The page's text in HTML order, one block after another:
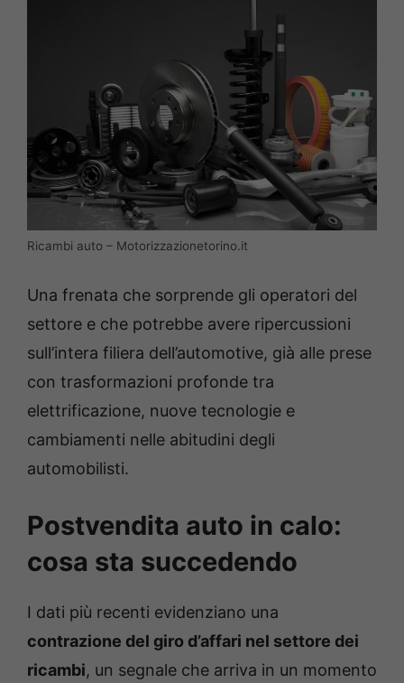
Ricambi auto – Motorizzazionetorino.it
Una frenata che sorprende gli operatori del
settore e che potrebbe avere ripercussioni
sull’intera filiera dell’automotive, già alle prese
con trasformazioni profonde tra
elettrificazione, nuove tecnologie e
cambiamenti nelle abitudini degli
automobilisti.
Postvendita auto in calo:
cosa sta succedendo
I dati più recenti evidenziano una
contrazione del giro d’affari nel settore dei
ricambi, un segnale che arriva in un momento